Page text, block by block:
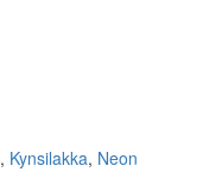
, Kynsilakka, Neon